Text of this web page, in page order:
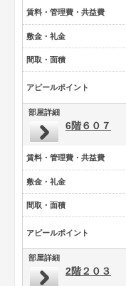
賃料・管理費・共益費
敷金・礼金
間取・面積
アピールポイント
部屋詳細
6階６０７
賃料・管理費・共益費
敷金・礼金
間取・面積
アピールポイント
部屋詳細
2階２０３